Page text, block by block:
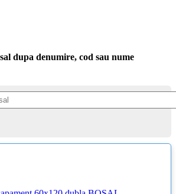
dupa denumire, cod sau nume